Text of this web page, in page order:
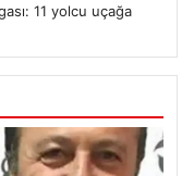
11 yolcu uçağa